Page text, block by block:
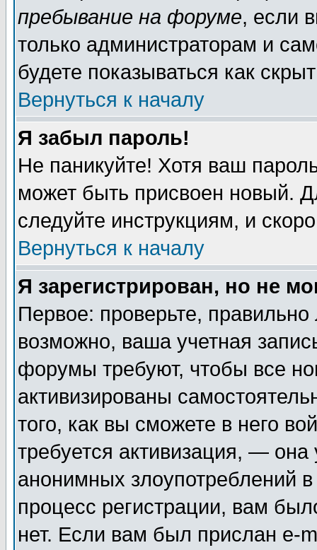
пребывание на форуме, если
только администраторам и
будете показываться как
Вернуться к началу
Я забыл пароль!
Не паникуйте! Хотя ваш
может быть присвоен новый.
следуйте инструкциям, и
Вернуться к началу
Я зарегистрирован, но не
Первое: проверьте,
возможно, ваша учетная
форумы требуют, чтобы все
активизированы
того, как вы сможете в него
требуется активизация, —
анонимных злоупотреблений
процесс регистрации, вам
нет. Если вам был прислан e-